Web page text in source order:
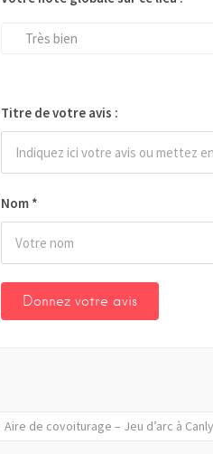
Nom *
Très bien
Titre de votre avis :
Aire de covoiturage – Jeu d’arc à Canly